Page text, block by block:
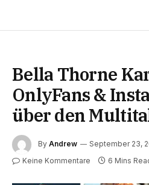
Bella Thorne
OnlyFans &
über den
By Andrew September 23,
Keine Kommentare 6 Mins